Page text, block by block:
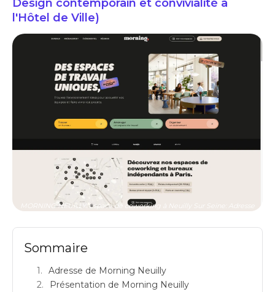
Design contemporain et convivialité à
l'Hôtel de Ville)
MORNING NEUILLY: espace de coworking à Neuilly Sur Seine: Adresse
Sommaire
Adresse de Morning Neuilly
Présentation de Morning Neuilly